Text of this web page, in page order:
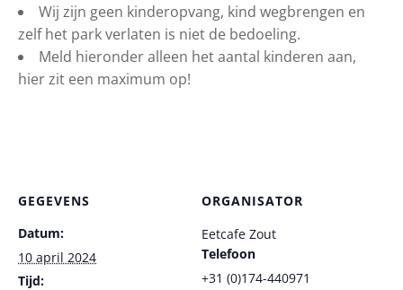
Wij zijn geen kinderopvang, kind wegbrengen en
zelf het park verlaten is niet de bedoeling.
Meld hieronder alleen het aantal kinderen aan,
hier zit een maximum op!
GEGEVENS
Datum:
10 april 2024
Tijd:
ORGANISATOR
Eetcafe Zout
Telefoon
+31 (0)174-440971